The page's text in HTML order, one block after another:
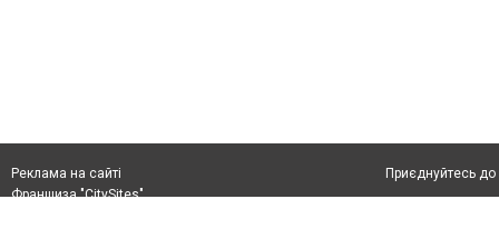
Реклама на сайті
Франшиза "CitySites"
Приєднуйтесь до